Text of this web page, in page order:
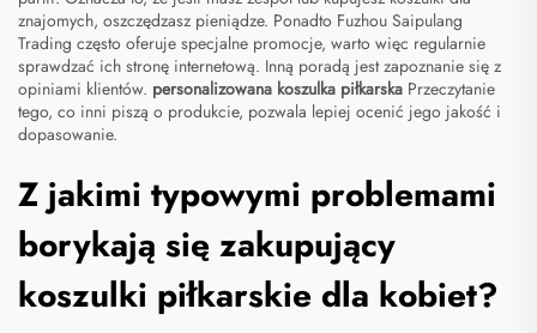
znajomych, oszczędzasz pieniądze. Ponadto Fuzhou Saipulang
Trading często oferuje specjalne promocje, warto więc regularnie
sprawdzać ich stronę internetową. Inną poradą jest zapoznanie się z
opiniami klientów. personalizowana koszulka piłkarska Przeczytanie
tego, co inni piszą o produkcie, pozwala lepiej ocenić jego jakość i
dopasowanie.
Z jakimi typowymi problemami
borykają się zakupujący
koszulki piłkarskie dla kobiet?